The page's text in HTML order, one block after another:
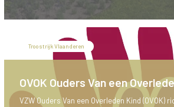
Troostrijk Vlaanderen
OVOK Ouders Van een
VZW Ouders Van een Overleden Kind (OVOK)